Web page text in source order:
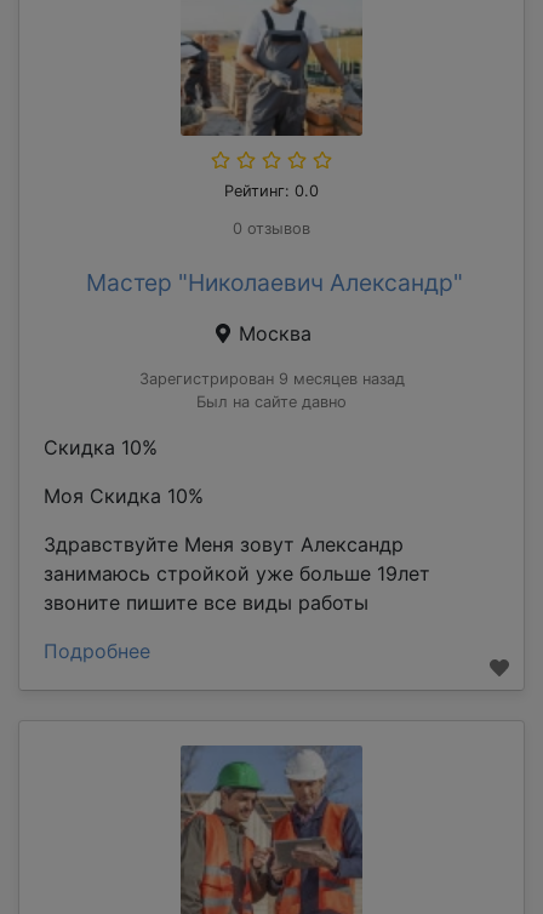
Рейтинг: 0.0
0 отзывов
Мастер "Николаевич Александр"
Москва
Зарегистрирован 9 месяцев назад
Был на сайте давно
Скидка 10%
Моя Скидка 10%
Здравствуйте Меня зовут Александр
занимаюсь стройкой уже больше 19лет
звоните пишите все виды работы
Подробнее